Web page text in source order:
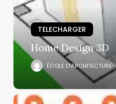
TELECHARGER
Home Design 3D
ÉCOLE D'ARCHITECTURE